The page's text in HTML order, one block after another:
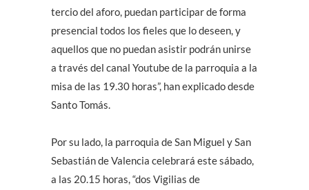
tercio del aforo, puedan participar de forma
presencial todos los fieles que lo deseen, y
aquellos que no puedan asistir podrán unirse
a través del canal Youtube de la parroquia a la
misa de las 19.30 horas”, han explicado desde
Santo Tomás.
Por su lado, la parroquia de San Miguel y San
Sebastián de Valencia celebrará este sábado,
a las 20.15 horas, “dos Vigilias de